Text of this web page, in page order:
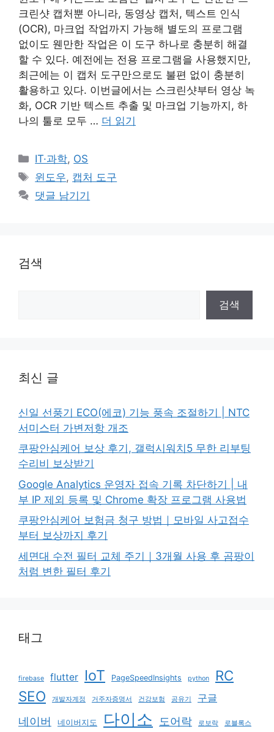
크린샷 캡처뿐 아니라, 동영상 캡처, 텍스트 인식
(OCR), 마크업 작업까지 가능해 별도의 프로그램
없이도 웬만한 작업은 이 도구 하나로 충분히 해결
할 수 있다. 예전에는 전용 프로그램을 사용했지만,
최근에는 이 캡처 도구만으로도 불편 없이 충분히
활용하고 있다. 이번글에서는 스크린샷부터 영상 녹
화, OCR 기반 텍스트 추출 및 마크업 기능까지, 하
나의 툴로 모두 … 더 읽기
카
테
리
IT·과학, OS
태
그
윈도우, 캡처 도구
댓글 남기기
검색
검색
최신 글
신일 선풍기 ECO(에코) 기능 풍속 조절하기 | NTC
서미스터 가변저항 개조
쿠팡안심케어 보상 후기, 갤럭시워치5 무한 리부팅
수리비 보상받기
Google Analytics 운영자 접속 기록 차단하기 | 내
부 IP 제외 등록 및 Chrome 확장 프로그램 사용법
쿠팡안심케어 보험금 청구 방법｜모바일 사고접수
부터 보상까지 후기
세면대 수전 필터 교체 주기｜3개월 사용 후 곰팡이
처럼 변한 필터 후기
태그
firebase flutter IoT PageSpeedInsights python
RC
SEO
개발자계정 거주자증명서 건강보험 공유기 구글
네이버 네이버지도 다이소 도어락 로보락 로블록스